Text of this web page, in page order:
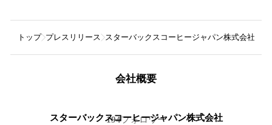
トップ プレスリリース スターバックスコーヒージャパン株式会社
会社概要
スターバックスコーヒージャパン株式会社
194フォロワー